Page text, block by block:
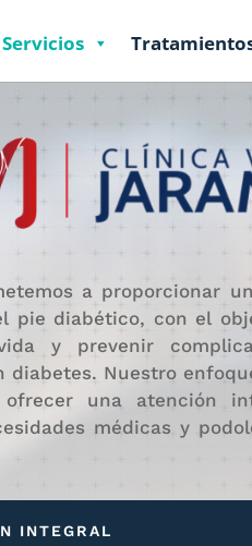
Servicios
a proporcionar
pie diabético, con el
y prevenir
diabetes. Nuestro
una atención
médicas y
INTEGRAL